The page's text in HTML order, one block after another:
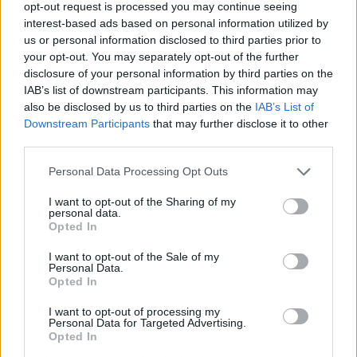
opt-out request is processed you may continue seeing
interest-based ads based on personal information utilized by
us or personal information disclosed to third parties prior to
your opt-out. You may separately opt-out of the further
disclosure of your personal information by third parties on the
IAB’s list of downstream participants. This information may
also be disclosed by us to third parties on the IAB’s List of
Downstream Participants that may further disclose it to other
Personal Data Processing Opt Outs
I want to opt-out of the Sharing of my
personal data.
Opted In
I want to opt-out of the Sale of my
Personal Data.
Opted In
I want to opt-out of processing my
Personal Data for Targeted Advertising.
Opted In
vincolo Nazionale". Poiché i Grifoni non hanno
venduto all'estero nessuno degli EC in rosa c'è
da chiedersi se al di là dei comunicati ufficiali si
stia aspettando di cedere uno dei cinque EC in
rosa per tesserarlo (il suo nome non è presente
fra gli acquisti inseriti sul sito della Lega Serie A)
automaticamente un posto per un nuovo
ingresso.
EC attualmente in rosa: Rincon, Cofie, Lazovic,
Pandev (?), Ninkovic
passaporto comunitario)
EC in sostituzione